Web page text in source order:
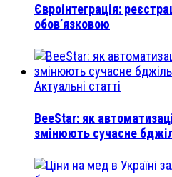
Євроінтеграція:
обов’язковою
Актуальні статті
BeeStar: як
змінюють сучасне